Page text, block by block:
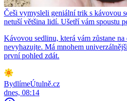
Češi vymysleli geniální trik s kávovou
netuší většina lidí. Ušetří vám spoustu
Kávovou sedlinu, která vám zůstane
nevyhazujte. Má mnohem
první pohled zdát.
BydlímeÚtulně.cz
dnes, 08:14